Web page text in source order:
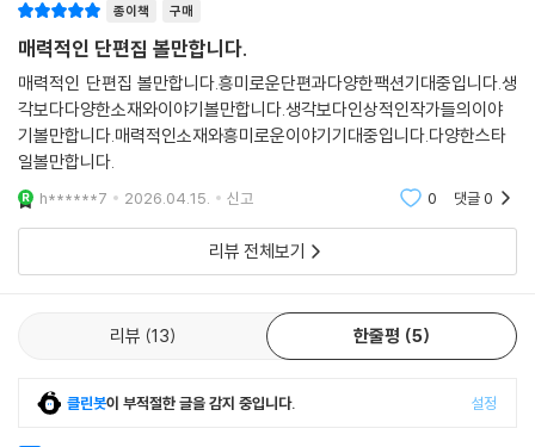
읽었을 때였습니다.”
직접 작품 해설을 맡은 아리스가와 아리스의 강렬한 찬사처럼, 《아리스가
와 아리스에게 바치는 일곱 가지 수수께끼》는 믿을 수 없을 정도의 놀라운
완성도를 보여 준다. 오롯이 본격 미스터리 외길을 걷고 있는 대선배에 헌
정하는 작품집이기에, 참여한 작가들은 모두 단단히 마음먹고 집필에 임했
다.
〈끈, 밧줄, 로프〉에서, 아오사키 유고는 ’작가 아리스‘의 세계관을 그대로
가져왔다. 오리지널 스타일을 최대한 모방하고 어휘까지 일치시킬 정도로
집요하게 완성시켰다. 이치호 미치 역시 ’작가 아리스‘를 소재로 삼았다.
〈클로즈드 클로즈〉에서는 수수께끼에 숨겨져 있는 드라마를 부각시키며
최근 절정에 달한 필력을 뽐낸다. 오리가미 교야는 〈히무라 히데오에게 바
치는 괴담〉을 통해 ’작가 아리스 시리즈‘와 또 다른 시리즈를 매끈하게 접목
종이책 구매
매력적인 단편집 볼만합니다.
매력적인 단편집 볼만합니다.흥미로운단편과다양한팩션기대중입니다.생
각보다다양한소재와이야기볼만합니다.생각보다인상적인작가들의이야
기볼만합니다.매력적인소재와흥미로운이야기기대중입니다.다양한스타
일볼만합니다.
h******7 2026.04.15. 신고 0 댓글0
리뷰 전체보기
리뷰 13 한줄평 5
클린봇이 부적절한 글을 감지 중입니다. 설정